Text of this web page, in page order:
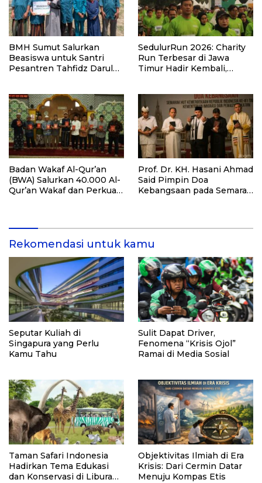
BMH Sumut Salurkan
Beasiswa untuk Santri
Pesantren Tahfidz Darul
SedulurRun 2026: Charity
Run Terbesar di Jawa
Timur Hadir Kembali,
Santri dan Guru Honorer
Badan Wakaf Al-Qur’an
(BWA) Salurkan 40.000 Al-
Qur’an Wakaf dan Perkuat
Prof. Dr. KH. Hasani Ahmad
Said Pimpin Doa
Kebangsaan pada Semarak
Rekomendasi untuk kamu
Seputar Kuliah di
Singapura yang Perlu
Kamu Tahu
Sulit Dapat Driver,
Fenomena “Krisis Ojol”
Ramai di Media Sosial
Taman Safari Indonesia
Hadirkan Tema Edukasi
dan Konservasi di Liburan
Objektivitas Ilmiah di Era
Krisis: Dari Cermin Datar
Menuju Kompas Etis